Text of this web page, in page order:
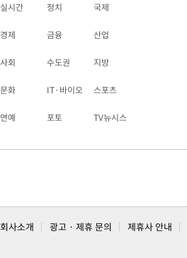
실시간 정치 국제
경제 금융 산업
사회 수도권 지방
문화 IT·바이오 스포츠
연예 포토 TV뉴시스
회사소개 광고 · 제휴 문의 제휴사 안내